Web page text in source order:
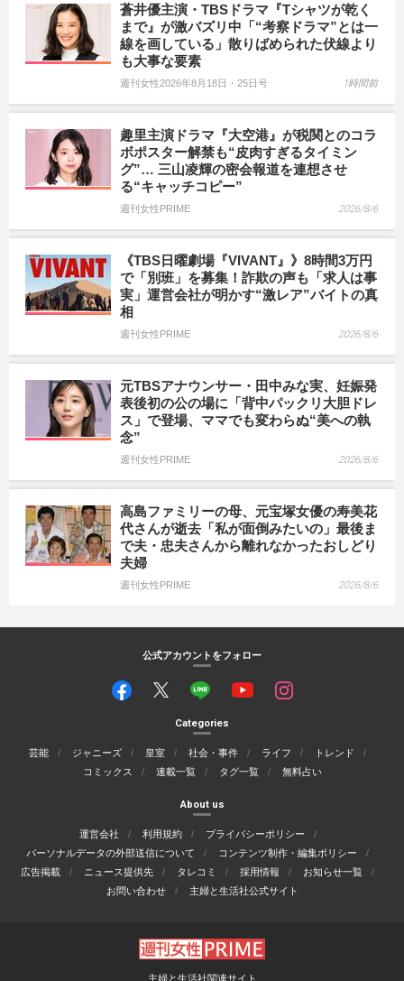
蒼井優主演・TBSドラマ『Tシャツが乾く
まで』が激バズリ中「“考察ドラマ”とは一
線を画している」散りばめられた伏線より
も大事な要素
週刊女性2026年8月18日・25日号 1時間前
趣里主演ドラマ『大空港』が税関とのコラ
ボポスター解禁も“皮肉すぎるタイミン
グ”… 三山凌輝の密会報道を連想させ
る“キャッチコピー”
週刊女性PRIME 2026/8/6
《TBS日曜劇場『VIVANT』》8時間3万円
で「別班」を募集！詐欺の声も「求人は事
実」運営会社が明かす“激レア”バイトの真
相
週刊女性PRIME 2026/8/6
元TBSアナウンサー・田中みな実、妊娠発
表後初の公の場に「背中パックリ大胆ドレ
ス」で登場、ママでも変わらぬ“美への執
念”
週刊女性PRIME 2026/8/6
高島ファミリーの母、元宝塚女優の寿美花
代さんが逝去「私が面倒みたいの」最後ま
で夫・忠夫さんから離れなかったおしどり
夫婦
週刊女性PRIME 2026/8/6
公式アカウントをフォロー
Categories
芸能 ジャニーズ 皇室 社会・事件 ライフ
トレンド
コミックス
連載一覧 タグ一覧 無料占い
About us
運営会社 利用規約
プライバシーポリシー
パーソナルデータの外部送信について
コンテンツ制作・編集ポリシー
広告掲載
ニュース提供先 タレコミ 採用情報
お知らせ一覧
お問い合わせ
主婦と生活社公式サイト
主婦と生活社関連サイト